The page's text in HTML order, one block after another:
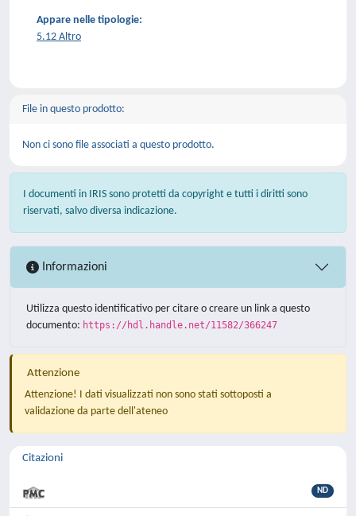
Appare nelle tipologie:
5.12 Altro
File in questo prodotto:
Non ci sono file associati a questo prodotto.
I documenti in IRIS sono protetti da copyright e tutti i diritti sono
riservati, salvo diversa indicazione.
Informazioni
Utilizza questo identificativo per citare o creare un link a questo
documento: https://hdl.handle.net/11582/366247
Attenzione
Attenzione! I dati visualizzati non sono stati sottoposti a
validazione da parte dell'ateneo
Citazioni
ND